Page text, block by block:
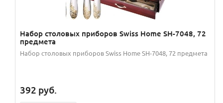
Набор столовых приборов Swiss Home SH-7048, 72
предмета
Набор столовых приборов Swiss Home SH-7048, 72 предмета
392 руб.